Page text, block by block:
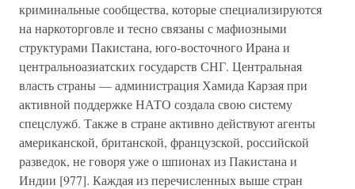
криминальные сообщества, которые специализируются
на наркоторговле и тесно связаны с мафиозными
структурами Пакистана, юго-восточного Ирана и
центральноазиатских государств СНГ. Центральная
власть страны — администрация Хамида Карзая при
активной поддержке НАТО создала свою систему
спецслужб. Также в стране активно действуют агенты
американской, британской, французской, российской
разведок, не говоря уже о шпионах из Пакистана и
Индии [977]. Каждая из перечисленных выше стран